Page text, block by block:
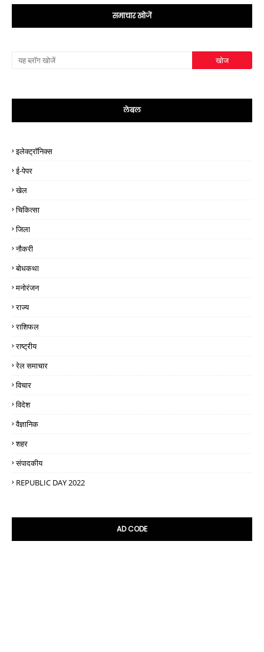
समाचार खोजें
लेबल
इलेक्ट्रॉनिक्स
ई-पेपर
खेल
चिकित्सा
जिला
नौकरी
बोधकथा
मनोरंजन
राज्य
राशिफल
राष्ट्रीय
रेल समाचार
विचार
विदेश
वैज्ञानिक
शहर
संपादकीय
REPUBLIC DAY 2022
AD CODE